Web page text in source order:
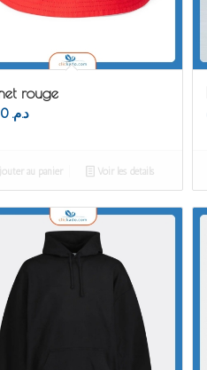
rouge
د.م. 25.00
au panier Voir les détails